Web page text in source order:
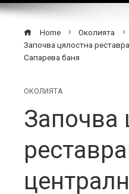
Home
Околията
Започва цялостна
Сапарева баня
ОКОЛИЯТА
Започва